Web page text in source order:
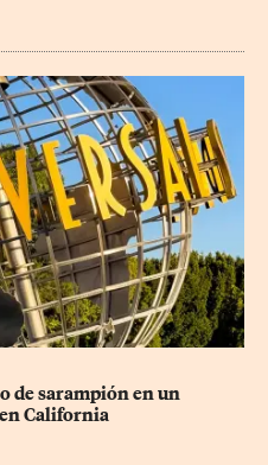
de sarampión en un
California